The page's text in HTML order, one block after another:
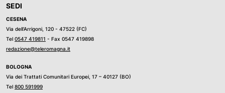
SEDI
CESENA
Via dell’Arrigoni, 120 - 47522 (FC)
Tel 0547 419811 - Fax 0547 419898
redazione@teleromagna.it
BOLOGNA
Via dei Trattati Comunitari Europei, 17 – 40127 (BO)
Tel 800 591999